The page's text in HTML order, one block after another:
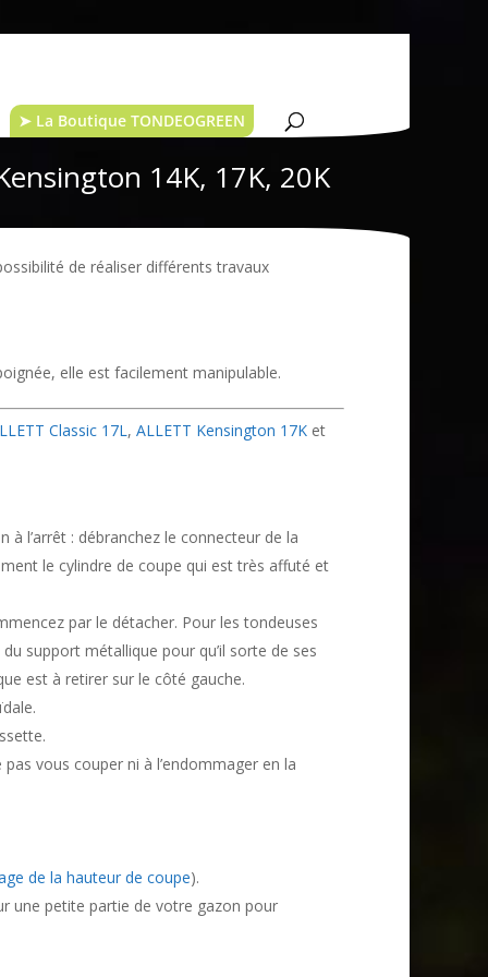
➤ La Boutique TONDEOGREEN
14K, 17K, 20K
de réaliser différents travaux
elle est facilement manipulable.
Classic 17L, ALLETT Kensington 17Ket
à l’arrêt : débranchez le connecteur de la
le cylindre de coupe qui est très affuté et
par le détacher. Pour les tondeuses
support métallique pour qu’il sorte de ses
est à retirer sur le côté gauche.
vous couper ni à l’endommager en la
de la hauteur de coupe).
une petite partie de votre gazon pour